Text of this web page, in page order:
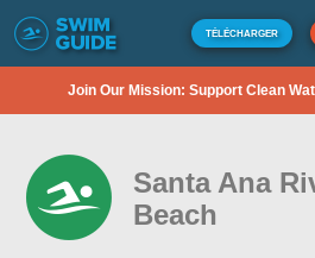
TÉLÉCHARGER
Join Our Mission: Support Clean
Santa Ana
Beach